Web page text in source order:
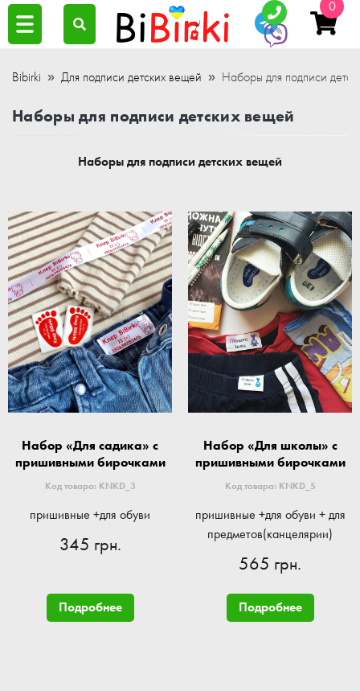
0
Bibirki Для подписи детских вещей Наборы для подписи
Наборы для подписи детских вещей
Наборы для подписи детских вещей
Набор «Для садика» с
пришивными бирочками
Код товара: KNKD_3
пришивные +для обуви
345 грн.
Подробнее
Набор «Для школы» с
пришивными бирочками
Код товара: KNKD_5
пришивные +для обуви + для
предметов(канцелярии)
565 грн.
Подробнее